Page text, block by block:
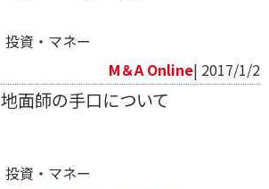
投資・マネー
M＆A Online| 2017/1/2
地面師の手口について
投資・マネー